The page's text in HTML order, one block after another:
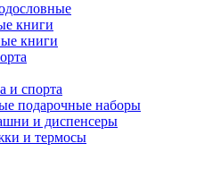
книги
книги
и спорта
подарочные наборы
и диспенсеры
и термосы